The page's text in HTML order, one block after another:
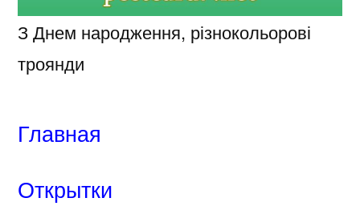
З Днем народження, різнокольорові
троянди
Главная
Открытки